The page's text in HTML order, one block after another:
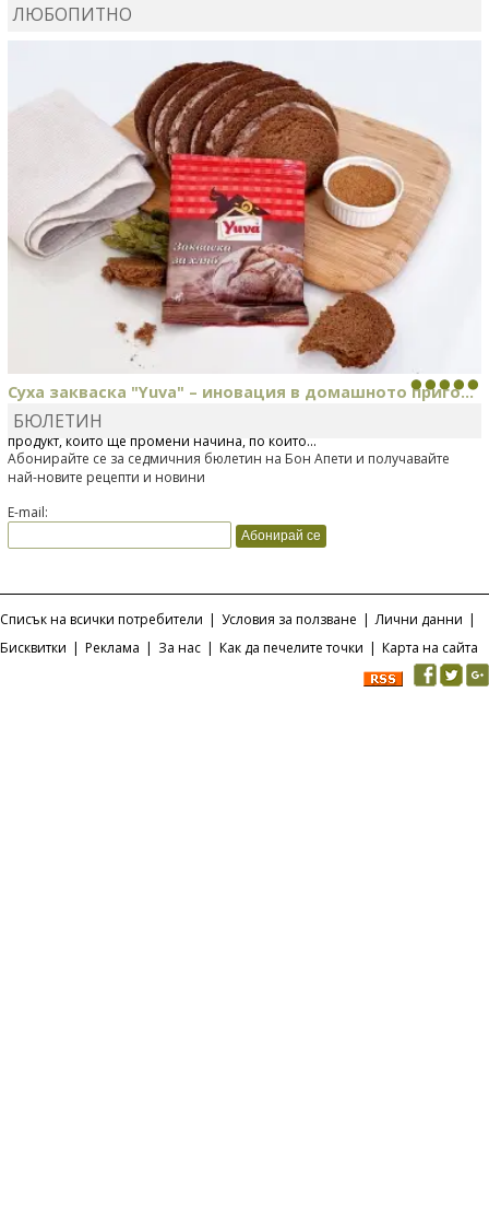
ЛЮБОПИТНО
Суха закваска "Yuva" – иновация в домашното приго...
Отскоро Лесафр България стартира предлагането на изцяло нов
продукт, който ще промени начина, по който...
БЮЛЕТИН
Абонирайте се за седмичния бюлетин на Бон Апети и получавайте
най-новите рецепти и новини
E-mail:
Списък на всички потребители | Условия за ползване | Лични данни |
Бисквитки | Реклама | За нас | Как да печелите точки | Карта на сайта